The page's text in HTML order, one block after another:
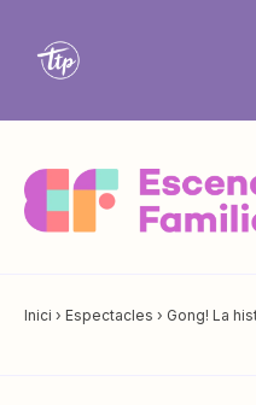
Inici › Espectacles › Gong! La